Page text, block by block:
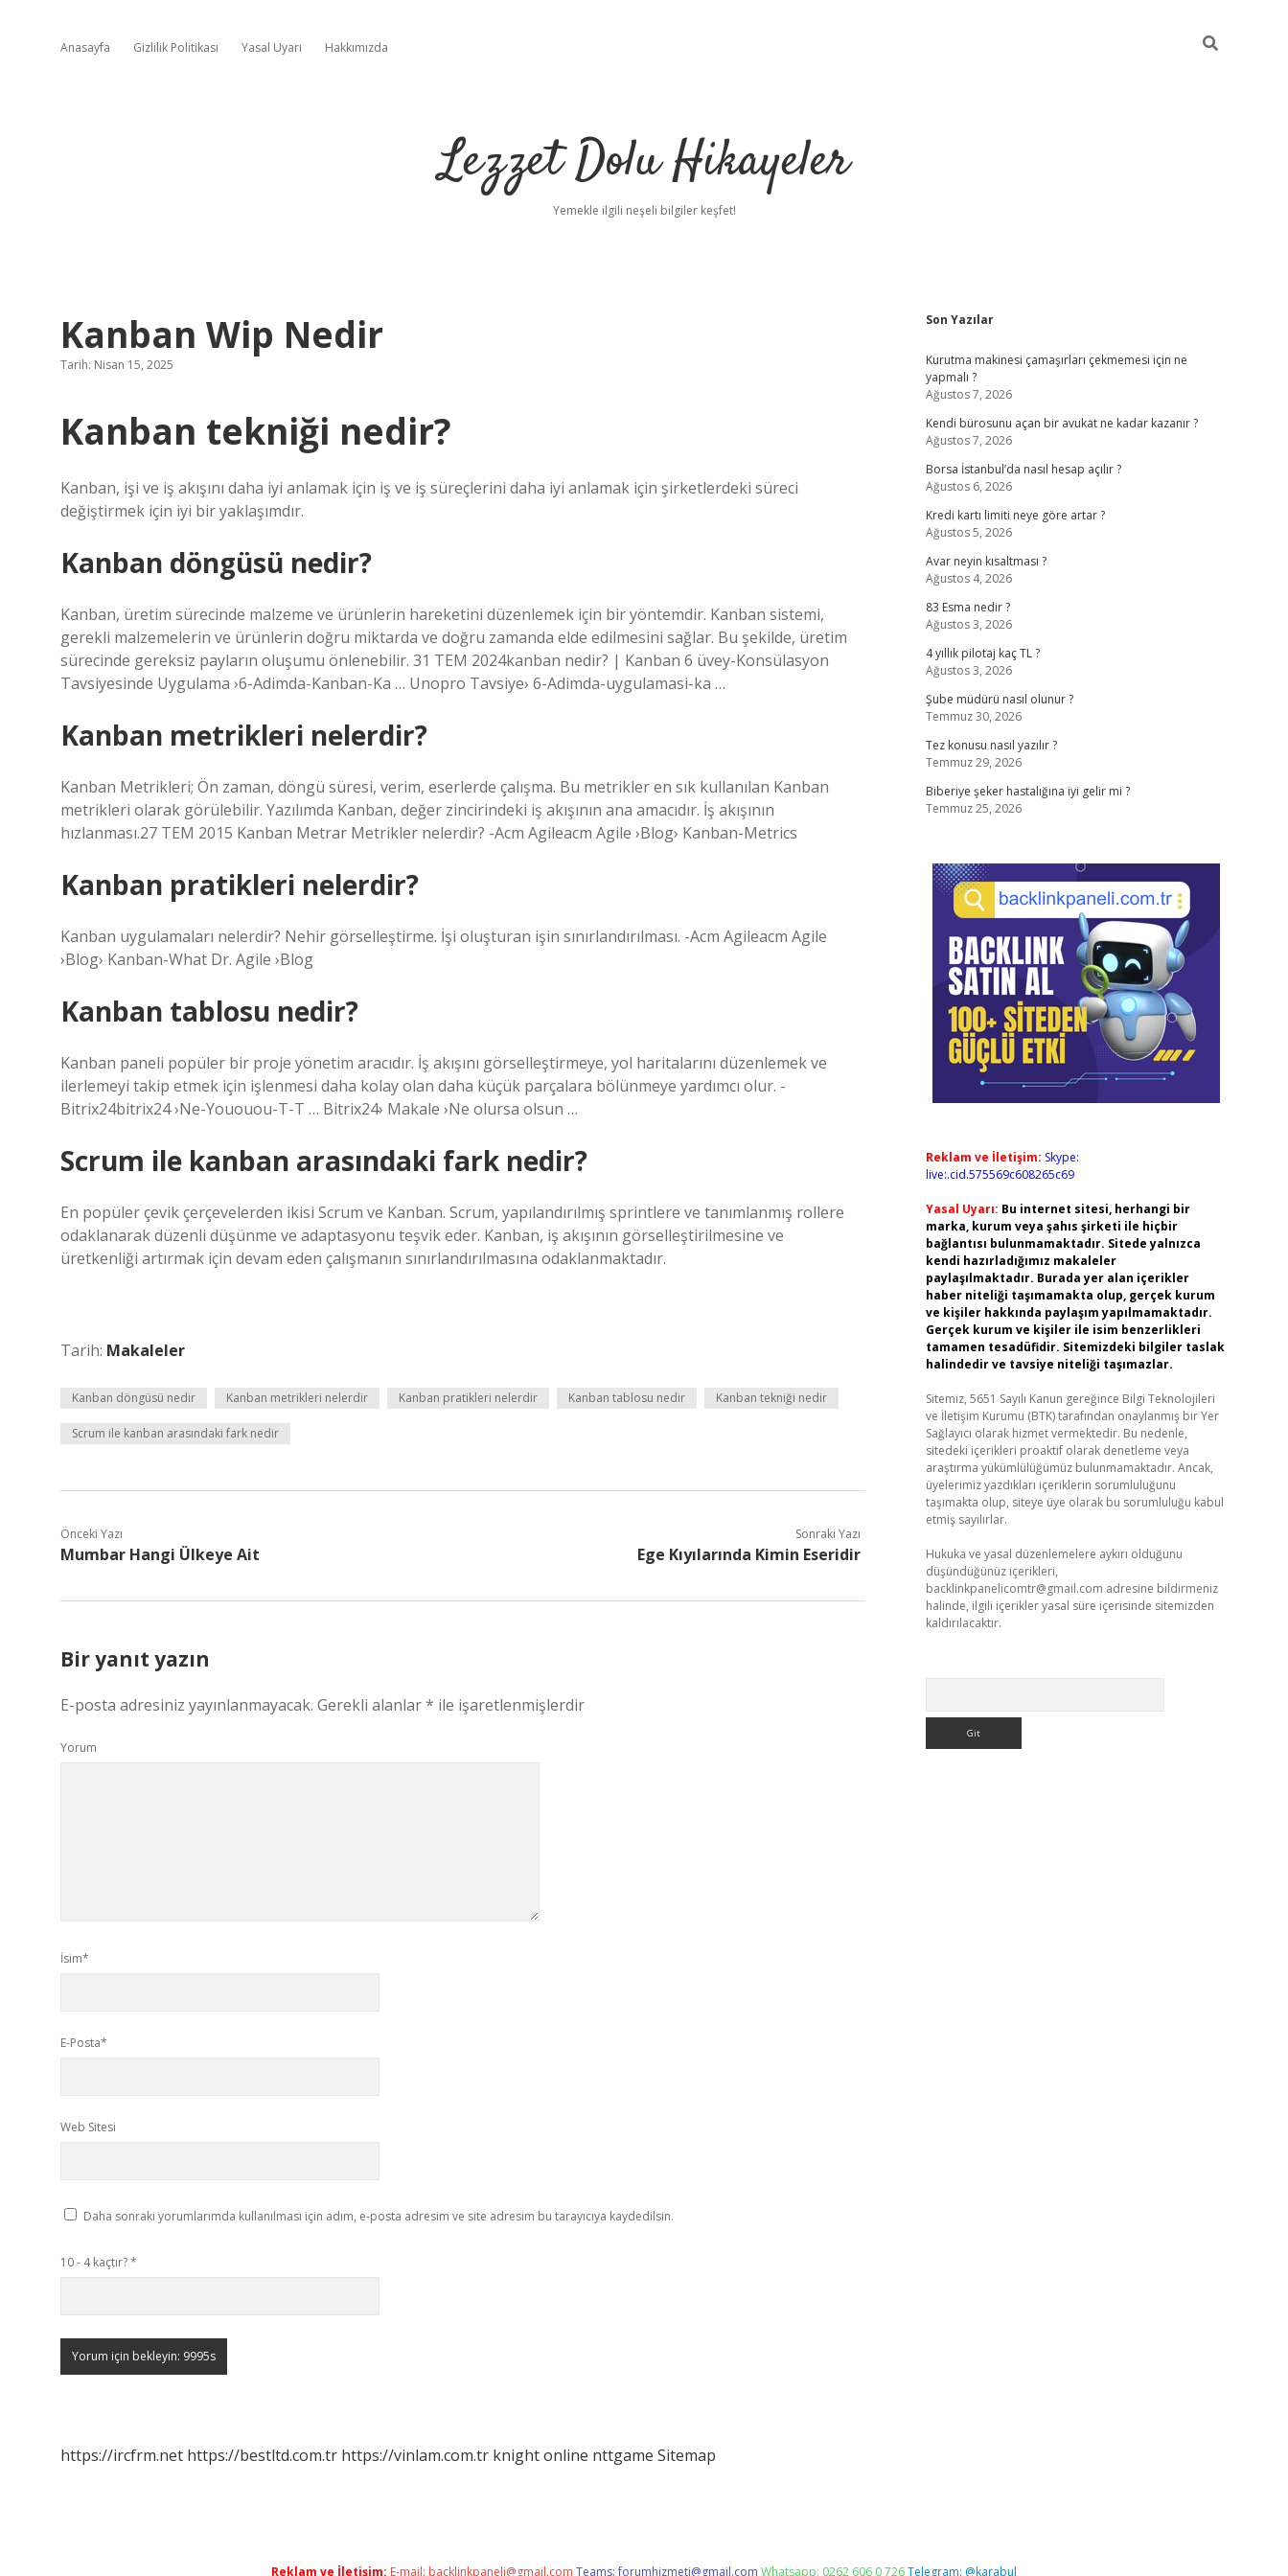
Anasayfa Gizlilik Politikası Yasal Uyarı Hakkımızda
Lezzet Dolu Hikayeler
Yemekle ilgili neşeli bilgiler keşfet!
Kanban Wip Nedir
Tarih: Nisan 15, 2025
Kanban tekniği nedir?
Kanban, işi ve iş akışını daha iyi anlamak için iş ve iş süreçlerini daha iyi anlamak için şirketlerdeki süreci
değiştirmek için iyi bir yaklaşımdır.
Kanban döngüsü nedir?
Kanban, üretim sürecinde malzeme ve ürünlerin hareketini düzenlemek için bir yöntemdir. Kanban sistemi,
gerekli malzemelerin ve ürünlerin doğru miktarda ve doğru zamanda elde edilmesini sağlar. Bu şekilde, üretim
sürecinde gereksiz payların oluşumu önlenebilir. 31 TEM 2024kanban nedir? | Kanban 6 üvey-Konsülasyon
Tavsiyesinde Uygulama ›6-Adimda-Kanban-Ka … Unopro Tavsiye› 6-Adimda-uygulamasi-ka …
Kanban metrikleri nelerdir?
Kanban Metrikleri; Ön zaman, döngü süresi, verim, eserlerde çalışma. Bu metrikler en sık kullanılan Kanban
metrikleri olarak görülebilir. Yazılımda Kanban, değer zincirindeki iş akışının ana amacıdır. İş akışının
hızlanması.27 TEM 2015 Kanban Metrar Metrikler nelerdir? -Acm Agileacm Agile ›Blog› Kanban-Metrics
Kanban pratikleri nelerdir?
Kanban uygulamaları nelerdir? Nehir görselleştirme. İşi oluşturan işin sınırlandırılması. -Acm Agileacm Agile
›Blog› Kanban-What Dr. Agile ›Blog
Kanban tablosu nedir?
Kanban paneli popüler bir proje yönetim aracıdır. İş akışını görselleştirmeye, yol haritalarını düzenlemek ve
ilerlemeyi takip etmek için işlenmesi daha kolay olan daha küçük parçalara bölünmeye yardımcı olur. -
Bitrix24bitrix24 ›Ne-Yououou-T-T … Bitrix24› Makale ›Ne olursa olsun …
Scrum ile kanban arasındaki fark nedir?
En popüler çevik çerçevelerden ikisi Scrum ve Kanban. Scrum, yapılandırılmış sprintlere ve tanımlanmış rollere
odaklanarak düzenli düşünme ve adaptasyonu teşvik eder. Kanban, iş akışının görselleştirilmesine ve
üretkenliği artırmak için devam eden çalışmanın sınırlandırılmasına odaklanmaktadır.
Tarih: Makaleler
Kanban döngüsü nedir Kanban metrikleri nelerdir Kanban pratikleri nelerdir Kanban tablosu nedir Kanban tekniği nedir
Scrum ile kanban arasındaki fark nedir
Önceki Yazı
Mumbar Hangi Ülkeye Ait
Sonraki Yazı
Ege Kıyılarında Kimin Eseridir
Bir yanıt yazın
E-posta adresiniz yayınlanmayacak. Gerekli alanlar* ile işaretlenmişlerdir
Yorum
İsim*
E-Posta*
Web Sitesi
Daha sonraki yorumlarımda kullanılması için adım, e-posta adresim ve site adresim bu tarayıcıya kaydedilsin.
10 - 4 kaçtır?*
https://ircfrm.net https://bestltd.com.tr https://vinlam.com.tr knight online nttgame Sitemap
Sidebar
Son Yazılar
Kurutma makinesi çamaşırları çekmemesi için ne
yapmalı ?
Ağustos 7, 2026
Kendi bürosunu açan bir avukat ne kadar kazanır ?
Ağustos 7, 2026
Borsa İstanbul’da nasıl hesap açılır ?
Ağustos 6, 2026
Kredi kartı limiti neye göre artar ?
Ağustos 5, 2026
Avar neyin kısaltması ?
Ağustos 4, 2026
83 Esma nedir ?
Ağustos 3, 2026
4 yıllık pilotaj kaç TL ?
Ağustos 3, 2026
Şube müdürü nasıl olunur ?
Temmuz 30, 2026
Tez konusu nasıl yazılır ?
Temmuz 29, 2026
Biberiye şeker hastalığına iyi gelir mi ?
Temmuz 25, 2026
Reklam ve İletişim: Skype:
live:.cid.575569c608265c69
Yasal Uyarı: Bu internet sitesi, herhangi bir
marka, kurum veya şahıs şirketi ile hiçbir
bağlantısı bulunmamaktadır. Sitede yalnızca
kendi hazırladığımız makaleler
paylaşılmaktadır. Burada yer alan içerikler
haber niteliği taşımamakta olup, gerçek kurum
ve kişiler hakkında paylaşım yapılmamaktadır.
Gerçek kurum ve kişiler ile isim benzerlikleri
tamamen tesadüfidir. Sitemizdeki bilgiler taslak
halindedir ve tavsiye niteliği taşımazlar.
Sitemiz, 5651 Sayılı Kanun gereğince Bilgi Teknolojileri
ve İletişim Kurumu (BTK) tarafından onaylanmış bir Yer
Sağlayıcı olarak hizmet vermektedir. Bu nedenle,
sitedeki içerikleri proaktif olarak denetleme veya
araştırma yükümlülüğümüz bulunmamaktadır. Ancak,
üyelerimiz yazdıkları içeriklerin sorumluluğunu
taşımakta olup, siteye üye olarak bu sorumluluğu kabul
etmiş sayılırlar.
Hukuka ve yasal düzenlemelere aykırı olduğunu
düşündüğünüz içerikleri,
backlinkpanelicomtr@gmail.com adresine bildirmeniz
halinde, ilgili içerikler yasal süre içerisinde sitemizden
kaldırılacaktır.
Reklam ve İletişim: E-mail: backlinkpaneli@gmail.com Teams:forumhizmeti@gmail.com Whatsapp: 0262 606 0 726Telegram: @karabul